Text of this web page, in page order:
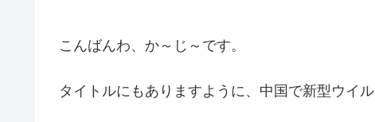
こんばんわ、か～じ～です。
タイトルにもありますように、中国で新型ウイ